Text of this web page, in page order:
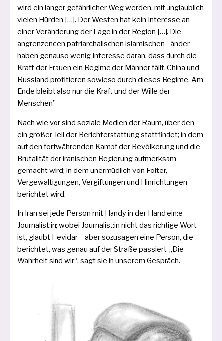
wird ein lan­ger gefähr­li­cher Weg wer­den, mit unglaub­lich
vie­len Hürden […]. Der Westen hat kein Interesse an
einer Veränderung der Lage in der Region […]. Die
angren­zen­den patri­ar­cha­li­schen isla­mi­schen Länder
haben genau­so wenig Interesse dar­an, dass durch die
Kraft der Frauen ein Regime der Männer fällt. China und
Russland pro­fi­tie­ren sowie­so durch die­ses Regime. Am
Ende bleibt also nur die Kraft und der Wille der
Menschen”.
Nach wie vor sind sozia­le Medien der Raum, über den
ein gro­ßer Teil der Berichterstattung statt­fin­det; in dem
auf den fort­wäh­ren­den Kampf der Bevölkerung und die
Brutalität der ira­ni­schen Regierung auf­merk­sam
gemacht wird; in dem uner­müd­lich von Folter,
Vergewaltigungen, Vergiftungen und Hinrichtungen
berich­tet wird.
In Iran sei jede Person mit Handy in der Hand ein:e
Journalist:in; wobei Journalist:in nicht das rich­ti­ge Wort
ist, glaubt Hevidar – aber sozu­sa­gen eine Person, die
berich­tet, was genau auf der Straße pas­siert: „Die
Wahrheit sind wir“, sagt sie in unse­rem Gespräch.